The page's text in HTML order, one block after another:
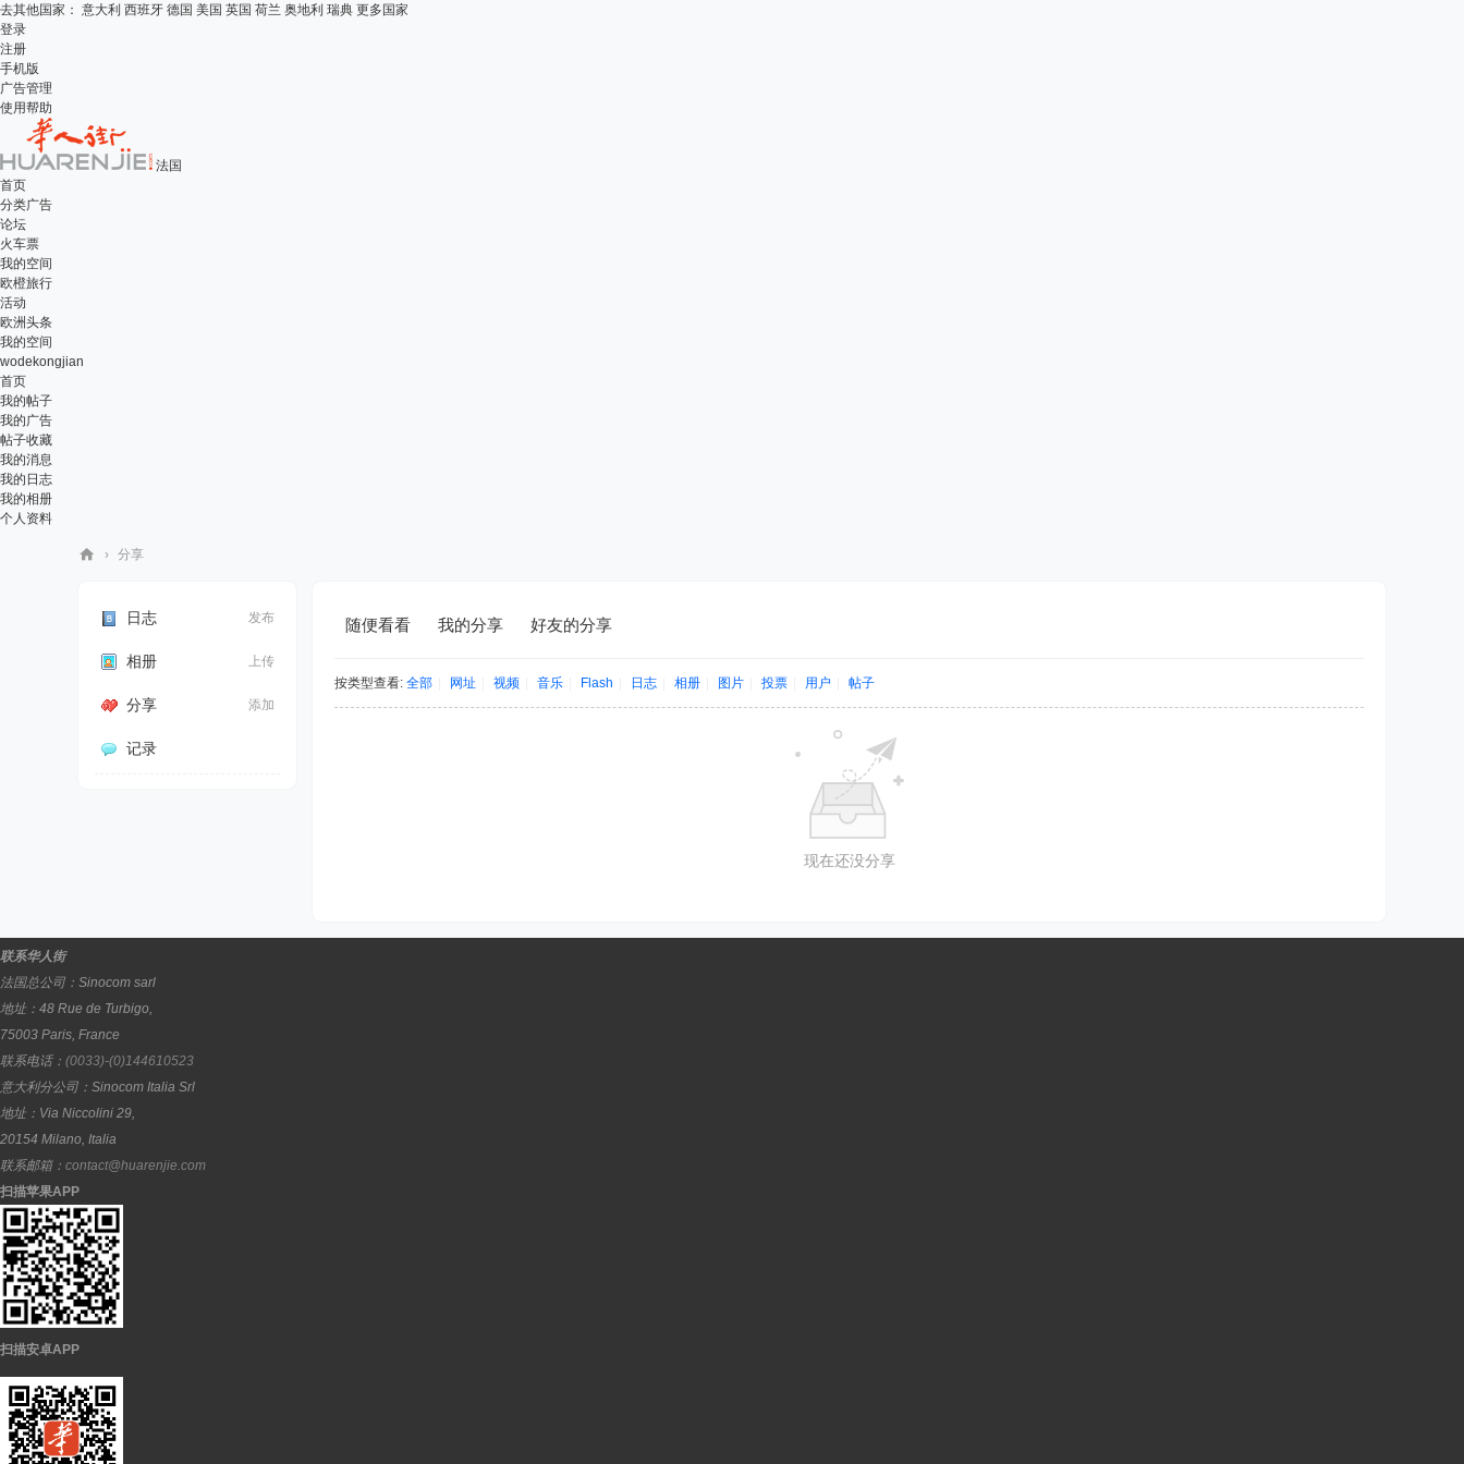
去其他国家： 意大利 西班牙 德国 美国 英国 荷兰 奥地利 瑞典 更多国家
登录
注册
手机版
广告管理
使用帮助
法国
首页
分类广告
论坛
火车票
我的空间
欧橙旅行
活动
欧洲头条
我的空间
wodekongjian
首页
我的帖子
我的广告
帖子收藏
我的消息
我的日志
我的相册
个人资料
› 分享
发布
日志
上传
相册
添加
分享
记录
随便看看 我的分享 好友的分享
按类型查看: 全部 网址 视频 音乐 Flash 日志 相册 图片 投票 用户 帖子
现在还没分享
联系华人街
法国总公司： Sinocom sarl
地址： 48 Rue de Turbigo,
75003 Paris, France
联系电话： (0033)-(0)144610523
意大利分公司： Sinocom Italia Srl
地址： Via Niccolini 29,
20154 Milano, Italia
联系邮箱： contact@huarenjie.com
扫描苹果APP
扫描安卓APP